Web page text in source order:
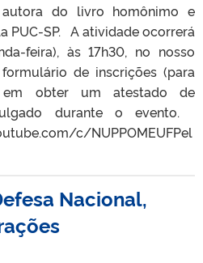
autora do livro homônimo e
PUC-SP. A atividade ocorrerá
feira), às 17h30, no nosso
de inscrições (para
obter um atestado de
durante o evento.
c/NUPPOMEUFPel
Nacional,